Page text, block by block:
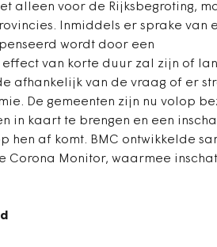
alleen voor de Rijksbegroting,
Inmiddels er sprake van
wordt door een
van korte duur zal zijn of
afhankelijk van de vraag of er
De gemeenten zijn nu volop
in kaart te brengen en een
hen af komt. BMC ontwikkelde
Corona Monitor, waarmee